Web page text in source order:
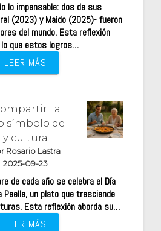
lo impensable: dos de sus
(2023) y Maido (2025)- fueron
del mundo. Esta reflexión
lo que estos logros…
LEER MÁS
la
símbolo de
cultura
Rosario Lastra
2025-09-23
de cada año se celebra el Día
Paella, un plato que trasciende
Esta reflexión aborda su…
LEER MÁS